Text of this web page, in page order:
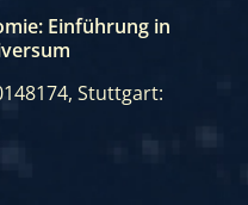
Einführung in
, Stuttgart: